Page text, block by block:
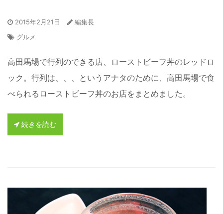
2015年2月21日
編集長
グルメ
高田馬場で行列のできる店、ローストビーフ丼のレッドロ
ック。行列は、、、というアナタのために、高田馬場で食
べられるローストビーフ丼のお店をまとめました。
続きを読む